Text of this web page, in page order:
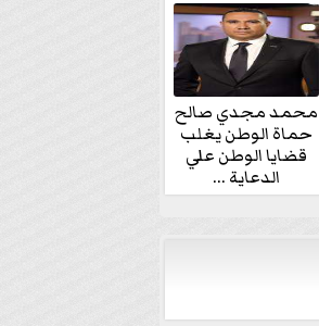
محمد مجدي صالح
حماة الوطن يغلب
قضايا الوطن علي
الدعاية ...